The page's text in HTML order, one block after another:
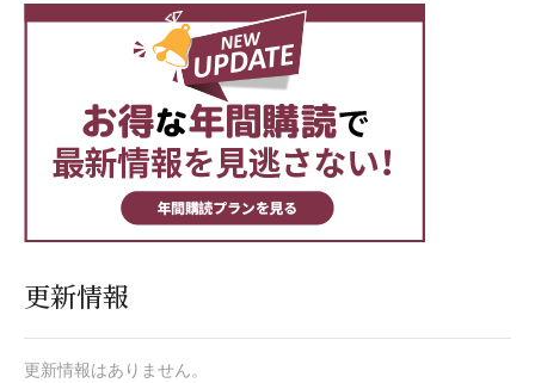
更新情報
更新情報はありません。